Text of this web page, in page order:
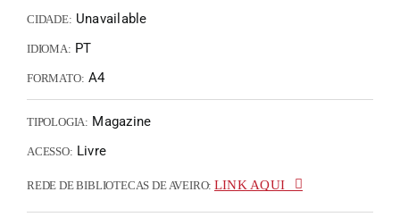
CIDADE: Unavailable
IDIOMA: PT
FORMATO: A4
TIPOLOGIA: Magazine
ACESSO: Livre
REDE DE BIBLIOTECAS DE AVEIRO: LINK AQUI